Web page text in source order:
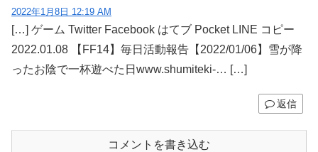
2022年1月8日 12:19 AM
[…] ゲーム Twitter Facebook はてブ Pocket LINE コピー
2022.01.08 【FF14】毎日活動報告【2022/01/06】雪が降
ったお陰で一杯遊べた日www.shumiteki-… […]
返信
コメントを書き込む